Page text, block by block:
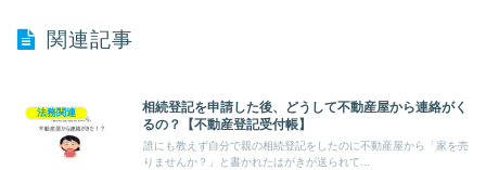
関連記事
法務関連
相続登記を申請した後、どうして不動産屋から連絡がく
るの？【不動産登記受付帳】
誰にも教えず自分で親の相続登記をしたのに不動産屋から「家を売
りませんか？」と書かれたはがきが送られて...